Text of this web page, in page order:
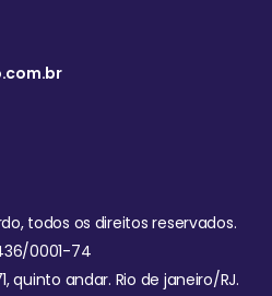
todos os direitos reservados.
0001-74
quinto andar. Rio de janeiro/RJ.